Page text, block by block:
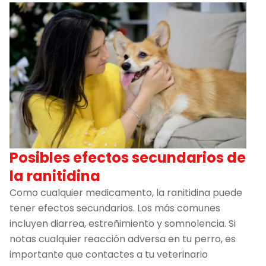
Posibles efectos secundarios de
la ranitidina
Como cualquier medicamento, la ranitidina puede
tener efectos secundarios. Los más comunes
incluyen diarrea, estreñimiento y somnolencia. Si
notas cualquier reacción adversa en tu perro, es
importante que contactes a tu veterinario